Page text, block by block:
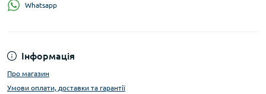
Інформація
Про магазин
Умови оплати, доставки та гарантії
Whatsapp